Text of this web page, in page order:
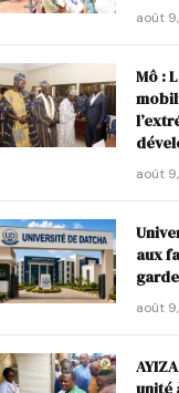
août
Mô :
août
aux
août